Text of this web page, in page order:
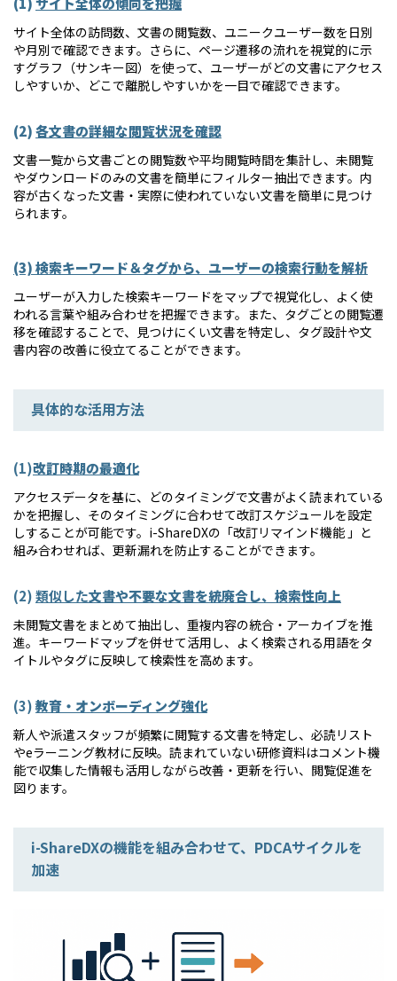
サイト全体の訪問数、文書の閲覧数、ユニークユーザー数を日別
や月別で確認できます。さらに、ページ遷移の流れを視覚的に示
すグラフ（サンキー図）を使って、ユーザーがどの文書にアクセス
しやすいか、どこで離脱しやすいかを一目で確認できます。
(2)各文書の詳細な閲覧状況を確認
文書一覧から文書ごとの閲覧数や平均閲覧時間を集計し、未閲覧
やダウンロードのみの文書を簡単にフィルター抽出できます。内
容が古くなった文書・実際に使われていない文書を簡単に見つけ
られます。
(3) 検索キーワード＆タグから、ユーザーの検索行動を解析
ユーザーが入力した検索キーワードをマップで視覚化し、よく使
われる言葉や組み合わせを把握できます。また、タグごとの閲覧遷
移を確認することで、見つけにくい文書を特定し、タグ設計や文
書内容の改善に役立てることができます。
具体的な活用方法
(1)改訂時期の最適化
アクセスデータを基に、どのタイミングで文書がよく読まれている
かを把握し、そのタイミングに合わせて改訂スケジュールを設定
しすることが可能です。i-ShareDXの「改訂リマインド機能 」と
組み合わせれば、更新漏れを防止することができます。
(2)類似した文書や不要な文書を統廃合し、検索性向上
未閲覧文書をまとめて抽出し、重複内容の統合・アーカイブを推
進。キーワードマップを併せて活用し、よく検索される用語をタ
イトルやタグに反映して検索性を高めます。
(3)教育・オンボーディング強化
新人や派遣スタッフが頻繁に閲覧する文書を特定し、必読リスト
やeラーニング教材に反映。読まれていない研修資料はコメント機
能で収集した情報も活用しながら改善・更新を行い、閲覧促進を
図ります。
i-ShareDXの機能を組み合わせて、PDCAサイクルを
加速